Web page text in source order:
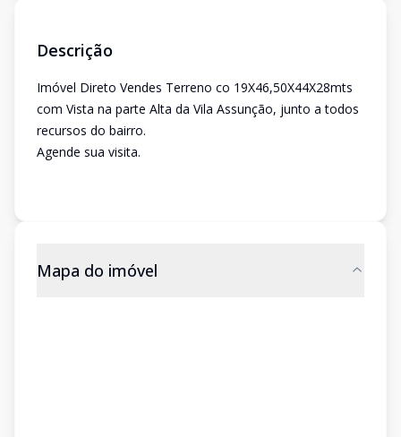
Descrição
Imóvel Direto Vendes Terreno co 19X46,50X44X28mts
com Vista na parte Alta da Vila Assunção, junto a todos
recursos do bairro.
Agende sua visita.
Mapa do imóvel